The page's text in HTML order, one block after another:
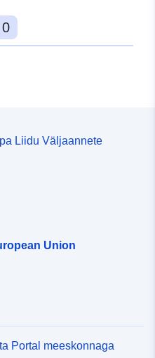
0
Liidu Väljaannete
Union
Portal meeskonnaga